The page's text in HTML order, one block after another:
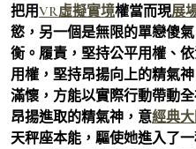
把用VR虛擬實境權當而現展
慾，另一個是無限的單戀傻
衡。履責，堅持公平用權、
用權，堅持昂揚向上的精氣
滿懷，方能以實際行動帶動
昂揚進取的精氣神，意經典大
天秤座本能，驅使她進入了